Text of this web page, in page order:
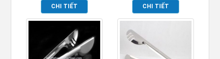
CHI TIẾT
CHI TIẾT